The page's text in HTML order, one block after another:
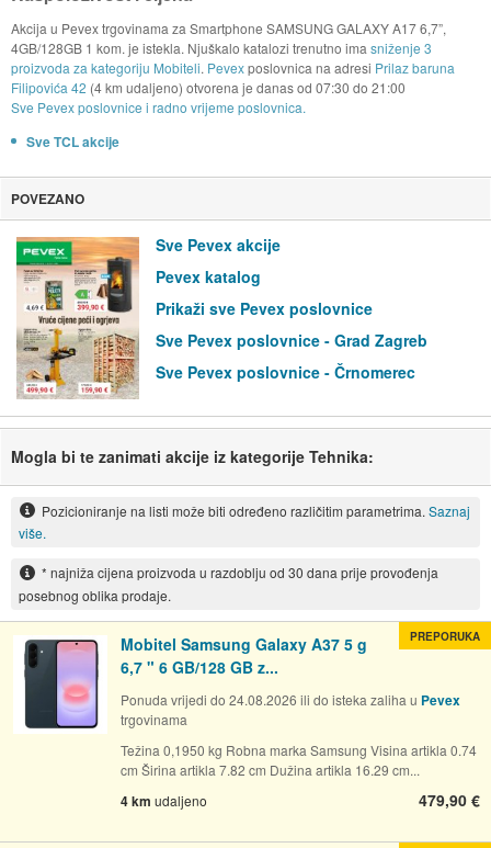
Akcija u Pevex trgovinama za Smartphone SAMSUNG GALAXY A17 6,7”,
4GB/128GB 1 kom. je istekla. Njuškalo katalozi trenutno ima sniženje 3
proizvoda za kategoriju Mobiteli. Pevexposlovnica na adresi Prilaz baruna
Filipovića 42 (4 km udaljeno) otvorena je danas od 07:30 do 21:00
Sve Pevex poslovnice i radno vrijeme poslovnica.
Sve TCL akcije
POVEZANO
Sve Pevex akcije
Pevex katalog
Prikaži sve Pevex poslovnice
Sve Pevex poslovnice - Grad Zagreb
Sve Pevex poslovnice - Črnomerec
Mogla bi te zanimati akcije iz kategorije Tehnika:
Pozicioniranje na listi može biti određeno različitim parametrima. Saznaj
više.
* najniža cijena proizvoda u razdoblju od 30 dana prije provođenja
posebnog oblika prodaje.
Mobitel Samsung Galaxy A37 5 g
6,7 " 6 GB/128 GB z...
Ponuda vrijedi do 24.08.2026 ili do isteka zaliha u Pevex
trgovinama
Težina 0,1950 kg Robna marka Samsung Visina artikla 0.74
cm Širina artikla 7.82 cm Dužina artikla 16.29 cm...
4 km udaljeno 479,90 €
PREPORUKA